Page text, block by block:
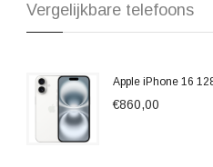
Vergelijkbare telefoons
Apple iPhone 16
€860,00